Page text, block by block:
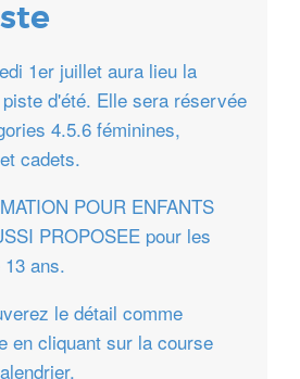
1er juillet aura lieu la
d'été. Elle sera réservée
4.5.6 féminines,
cadets.
POUR ENFANTS
PROPOSEE pour les
ans.
le détail comme
en cliquant sur la course